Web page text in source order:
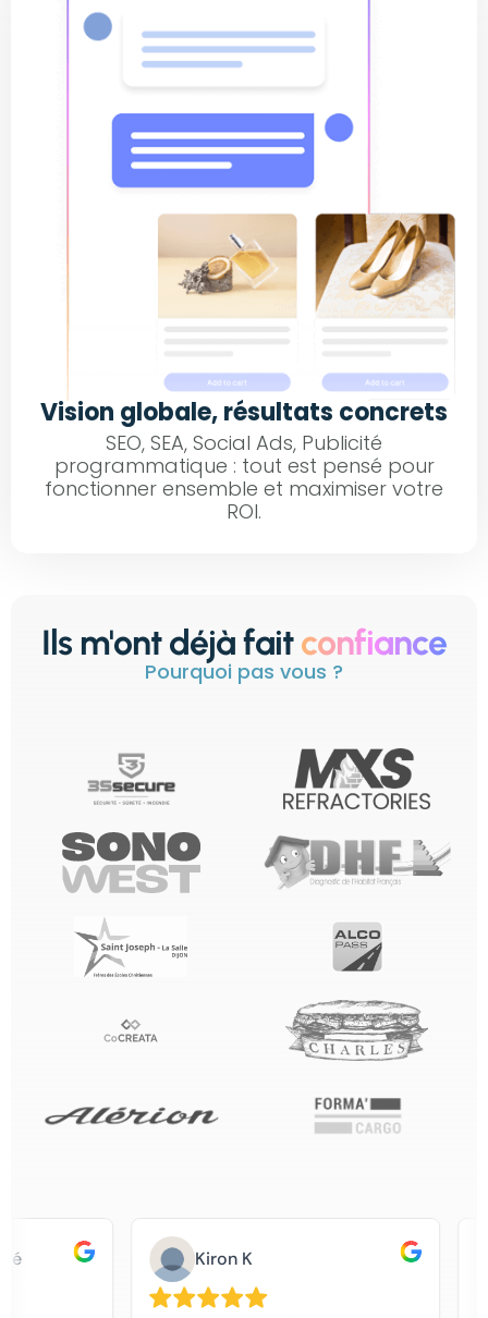
Vision globale, résultats concrets
SEO, SEA, Social Ads, Publicité
programmatique : tout est pensé pour
fonctionner ensemble et maximiser votre
ROI.
Ils m'ont déjà faitconfiance
Pourquoi pas vous ?